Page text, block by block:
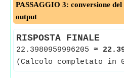
PASSAGGIO 3: conversione
output
RISPOSTA FINALE
22.3980959996205 ≈
(Calcolo completato in